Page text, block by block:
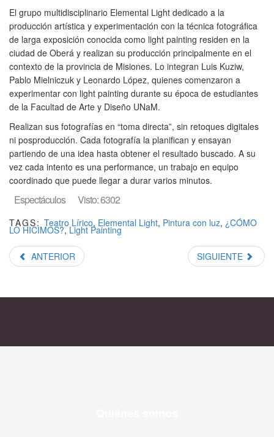
El grupo multidisciplinario Elemental Light dedicado a la
producción artística y experimentación con la técnica fotográfica
de larga exposición conocida como light painting residen en la
ciudad de Oberá y realizan su producción principalmente en el
contexto de la provincia de Misiones. Lo integran Luis Kuziw,
Pablo Mielniczuk y Leonardo López, quienes comenzaron a
experimentar con light painting durante su época de estudiantes
de la Facultad de Arte y Diseño UNaM.
Realizan sus fotografías en “toma directa”, sin retoques digitales
ni posproducción. Cada fotografía la planifican y ensayan
partiendo de una idea hasta obtener el resultado buscado. A su
vez cada intento es una performance, un trabajo en equipo
coordinado que puede llegar a durar varios minutos.
Espectáculos Visto: 6302
TAGS: Teatro Lírico, Elemental Light, Pintura con luz, ¿CÓMO
LO HICIMOS?,Light Painting
ANTERIOR SIGUIENTE